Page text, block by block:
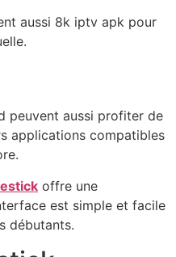
aussi 8k iptv apk pour
peuvent aussi profiter de
applications compatibles
offre une
est simple et facile
débutants.